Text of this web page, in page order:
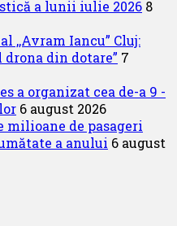
a lunii iulie 2026 8
,,Avram Iancu” Cluj:
din dotare” 7
a organizat cea de-a 9 -
6 august 2026
milioane de pasageri
a anului 6 august